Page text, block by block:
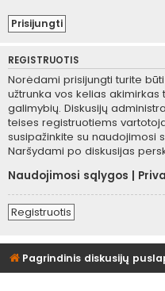
REGISTRUOTIS
Norėdami prisijungti turite
užtrunka vos kelias
galimybių. Diskusijų
teises registruotiems
susipažinkite su naudojimosi
Naršydami po diskusijas
Naudojimosi sąlygos
Registruotis
Pagrindinis diskusijų